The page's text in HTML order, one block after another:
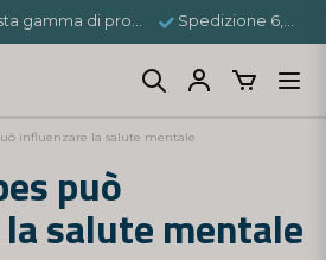
gamma di prodotti Spedizione 6,95 €
influenzare la salute mentale
può
salute mentale